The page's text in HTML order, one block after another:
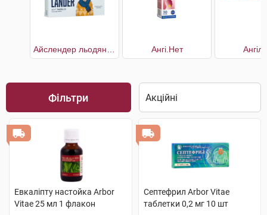
Ангі.Нет
Фільтри
Евкаліпту настойка Arbor
Vitae 25 мл 1 флакон
Септефрил Arbor Vitae
таблетки 0,2 мг 10 шт